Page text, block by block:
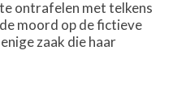
ontrafelen met telkens
moord op de fictieve
zaak die haar